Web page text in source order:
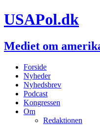
USAPol.dk
Mediet om
Forside
Nyheder
Nyhedsbrev
Podcast
Kongressen
Om
Redaktionen